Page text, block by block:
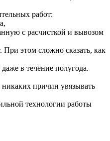
работ:
с расчисткой и вывозом
При этом сложно сказать, как
в течение полугода.
никаких причин увязывать
технологии работы